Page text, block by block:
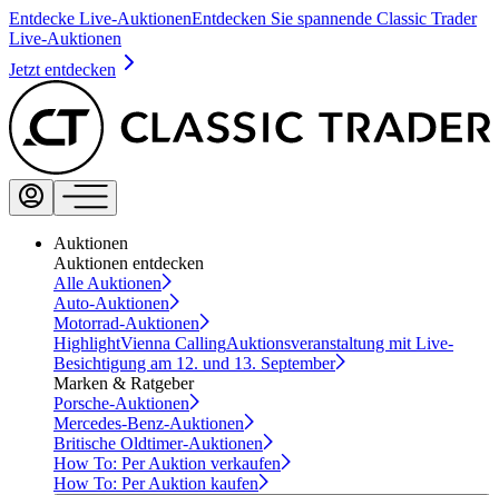
Entdecke Live-AuktionenEntdecken Sie spannende Classic Trader
Live-Auktionen
Jetzt entdecken
Auktionen
Auktionen entdecken
Alle Auktionen
Auto-Auktionen
Motorrad-Auktionen
HighlightVienna CallingAuktionsveranstaltung mit Live-
Besichtigung am 12. und 13. September
Marken & Ratgeber
Porsche-Auktionen
Mercedes-Benz-Auktionen
Britische Oldtimer-Auktionen
How To: Per Auktion verkaufen
How To: Per Auktion kaufen